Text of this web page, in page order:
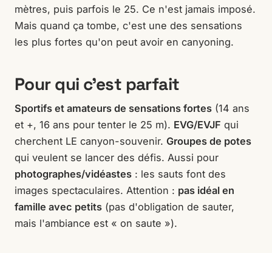
mètres, puis parfois le 25. Ce n'est jamais imposé.
Mais quand ça tombe, c'est une des sensations
les plus fortes qu'on peut avoir en canyoning.
Pour qui c'est parfait
Sportifs et amateurs de sensations fortes (14 ans
et +, 16 ans pour tenter le 25 m). EVG/EVJF qui
cherchent LE canyon-souvenir. Groupes de potes
qui veulent se lancer des défis. Aussi pour
photographes/vidéastes : les sauts font des
images spectaculaires. Attention : pas idéal en
famille avec petits (pas d'obligation de sauter,
mais l'ambiance est « on saute »).